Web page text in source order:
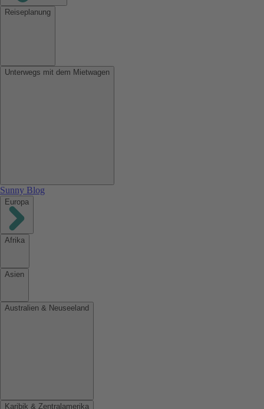
Reiseplanung
Unterwegs mit dem Mietwagen
Sunny Blog
Europa
Afrika
Asien
Australien & Neuseeland
Karibik & Zentralamerika